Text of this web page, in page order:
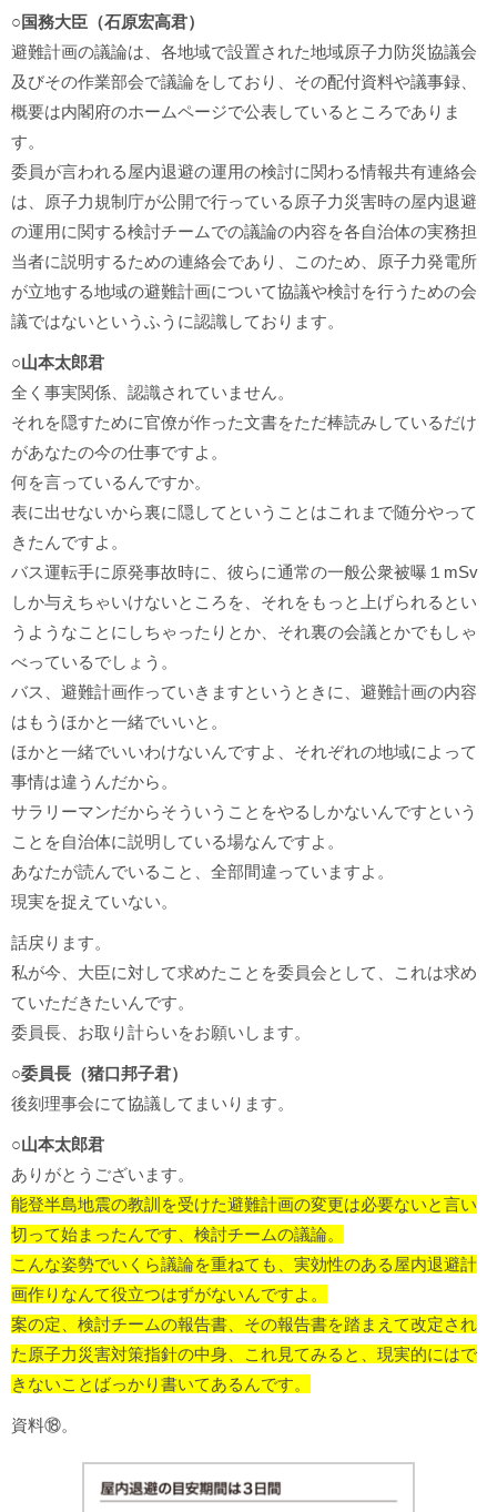
○国務大臣（石原宏高君）
避難計画の議論は、各地域で設置された地域原子力防災協議会
及びその作業部会で議論をしており、その配付資料や議事録、
概要は内閣府のホームページで公表しているところでありま
す。
委員が言われる屋内退避の運用の検討に関わる情報共有連絡会
は、原子力規制庁が公開で行っている原子力災害時の屋内退避
の運用に関する検討チームでの議論の内容を各自治体の実務担
当者に説明するための連絡会であり、このため、原子力発電所
が立地する地域の避難計画について協議や検討を行うための会
議ではないというふうに認識しております。
○山本太郎君
全く事実関係、認識されていません。
それを隠すために官僚が作った文書をただ棒読みしているだけ
があなたの今の仕事ですよ。
何を言っているんですか。
表に出せないから裏に隠してということはこれまで随分やって
きたんですよ。
バス運転手に原発事故時に、彼らに通常の一般公衆被曝１mSv
しか与えちゃいけないところを、それをもっと上げられるとい
うようなことにしちゃったりとか、それ裏の会議とかでもしゃ
べっているでしょう。
バス、避難計画作っていきますというときに、避難計画の内容
はもうほかと一緒でいいと。
ほかと一緒でいいわけないんですよ、それぞれの地域によって
事情は違うんだから。
サラリーマンだからそういうことをやるしかないんですという
ことを自治体に説明している場なんですよ。
あなたが読んでいること、全部間違っていますよ。
現実を捉えていない。
話戻ります。
私が今、大臣に対して求めたことを委員会として、これは求め
ていただきたいんです。
委員長、お取り計らいをお願いします。
○委員長（猪口邦子君）
後刻理事会にて協議してまいります。
○山本太郎君
ありがとうございます。
能登半島地震の教訓を受けた避難計画の変更は必要ないと言い
切って始まったんです、検討チームの議論。
こんな姿勢でいくら議論を重ねても、実効性のある屋内退避計
画作りなんて役立つはずがないんですよ。
案の定、検討チームの報告書、その報告書を踏まえて改定され
た原子力災害対策指針の中身、これ見てみると、現実的にはで
きないことばっかり書いてあるんです。
資料⑱。